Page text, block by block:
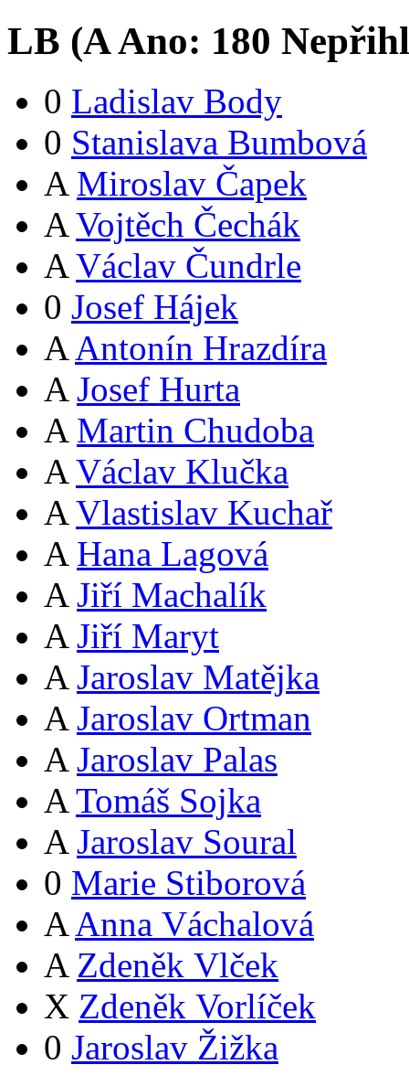
LB (AAno: 180
0 Ladislav Body
0 Stanislava Bumbová
A Miroslav Čapek
A Vojtěch Čechák
A Václav Čundrle
0 Josef Hájek
A Antonín Hrazdíra
A Josef Hurta
A Martin Chudoba
A Václav Klučka
A Vlastislav Kuchař
A Hana Lagová
A Jiří Machalík
A Jiří Maryt
A Jaroslav Matějka
A Jaroslav Ortman
A Jaroslav Palas
A Tomáš Sojka
A Jaroslav Soural
0 Marie Stiborová
A Anna Váchalová
A Zdeněk Vlček
X Zdeněk Vorlíček
0 Jaroslav Žižka